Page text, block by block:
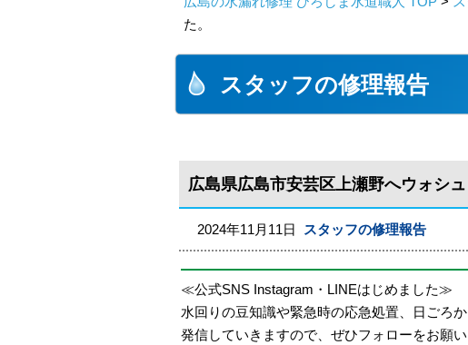
た。
スタッフの修理報告
広島県広島市安芸区上瀬野へウォシ
2024年11月11日 スタッフの修理報告
≪公式SNS Instagram・LINEはじめました≫
水回りの豆知識や緊急時の応急処置、日ごろ
発信していきますので、ぜひフォローをお願い